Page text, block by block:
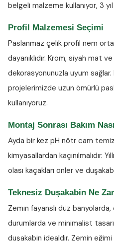
belgeli malzeme kullanıyor, 3
Profil Malzemesi Seçimi
Paslanmaz çelik profil nem
dayanıklıdır. Krom, siyah mat
dekorasyonunuzla uyum
projelerimizde uzun ömürlü
kullanıyoruz.
Montaj Sonrası Bakım
Ayda bir kez pH nötr cam
kimyasallardan kaçınılmalıdır.
olası kaçakları önler ve
Teknesiz Duşakabin Ne
Zemin fayanslı düz
durumlarda ve minimalist
duşakabin idealdir. Zemin eğimi